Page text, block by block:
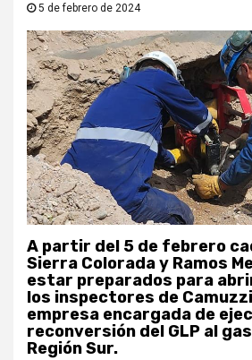
5 de febrero de 2024
A partir del 5 de febrero
Sierra Colorada y Ramos
estar preparados para
los inspectores de
empresa encargada de
reconversión del GLP al
Región Sur.